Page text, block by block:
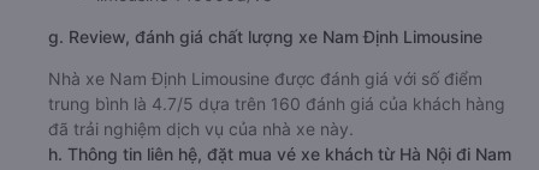
g. Review, đánh giá chất lượng xe Nam Định Limousine
Nhà xe Nam Định Limousine được đánh giá với số điểm
trung bình là 4.7/5 dựa trên 160 đánh giá của khách hàng
đã trải nghiệm dịch vụ của nhà xe này.
h. Thông tin liên hệ, đặt mua vé xe khách từ Hà Nội đi Nam